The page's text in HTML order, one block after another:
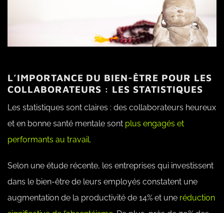
L’IMPORTANCE DU BIEN-ÊTRE POUR LES
COLLABORATEURS : LES STATISTIQUES
Les statistiques sont claires : des collaborateurs heureux
et en bonne santé mentale sont plus engagés et
performants au travail.
Selon une étude récente, les entreprises qui investissent
dans le bien-être de leurs employés constatent une
augmentation de la productivité de 14% et une réduction